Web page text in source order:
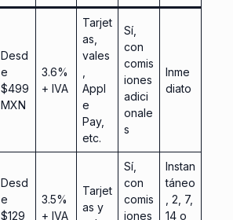
Desd
e
$499
MXN
3.6%
+ IVA
Tarjet
as,
vales
Appl
e
Pay,
etc.
Sí,
con
comis
iones
adici
onale
s
Inme
diato
Desd
e
$129
3.5%
+ IVA
Tarjet
as y
Sí,
con
comis
iones
Instan
táneo
, 2, 7,
14 o